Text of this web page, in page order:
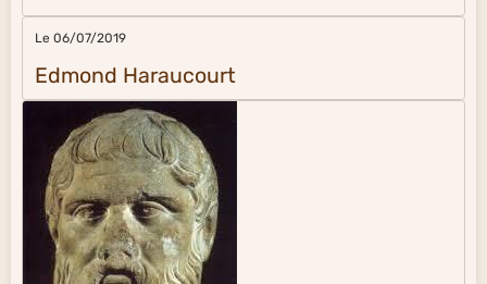
Le 06/07/2019
Edmond Haraucourt